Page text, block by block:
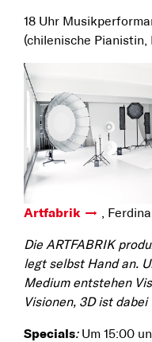
18 Uhr
(chilenische
Artfabrik ,
Die ARTFABRIK
legt selbst Hand an.
Medium entstehen
Visionen, 3D ist dabei
Specials: Um 15:00